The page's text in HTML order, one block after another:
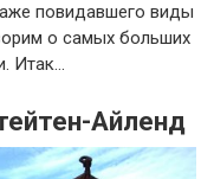
повидавшего виды
о самых больших
Итак…
Айленд